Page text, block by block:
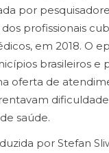
por
profissionais
em 2018. O
brasileiros e
oferta de
saúde.
por Stefan